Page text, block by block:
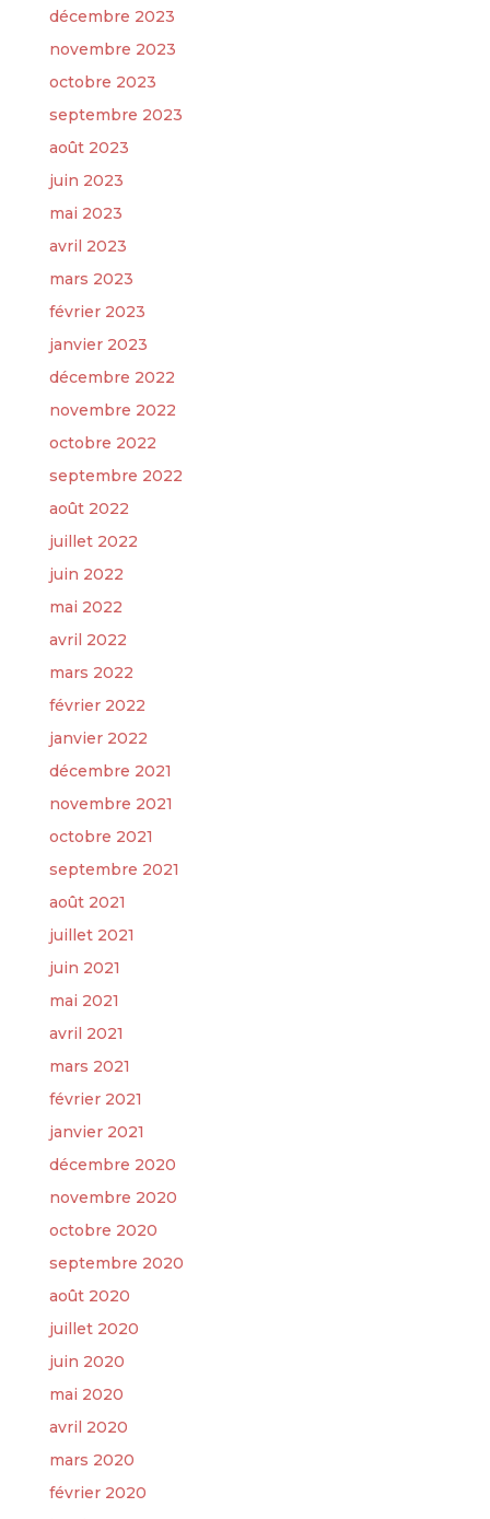
décembre 2023
novembre 2023
octobre 2023
septembre 2023
août 2023
juin 2023
mai 2023
avril 2023
mars 2023
février 2023
janvier 2023
décembre 2022
novembre 2022
octobre 2022
septembre 2022
août 2022
juillet 2022
juin 2022
mai 2022
avril 2022
mars 2022
février 2022
janvier 2022
décembre 2021
novembre 2021
octobre 2021
septembre 2021
août 2021
juillet 2021
juin 2021
mai 2021
avril 2021
mars 2021
février 2021
janvier 2021
décembre 2020
novembre 2020
octobre 2020
septembre 2020
août 2020
juillet 2020
juin 2020
mai 2020
avril 2020
mars 2020
février 2020